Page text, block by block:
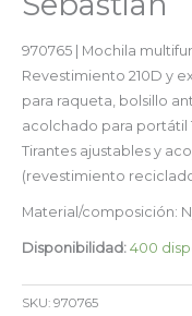
970765 | Mochila
Revestimiento 210D y
para raqueta, bolsillo
acolchado para portátil
Tirantes ajustables y
(revestimiento
Material/composición:
Disponibilidad: 400
SKU: 970765